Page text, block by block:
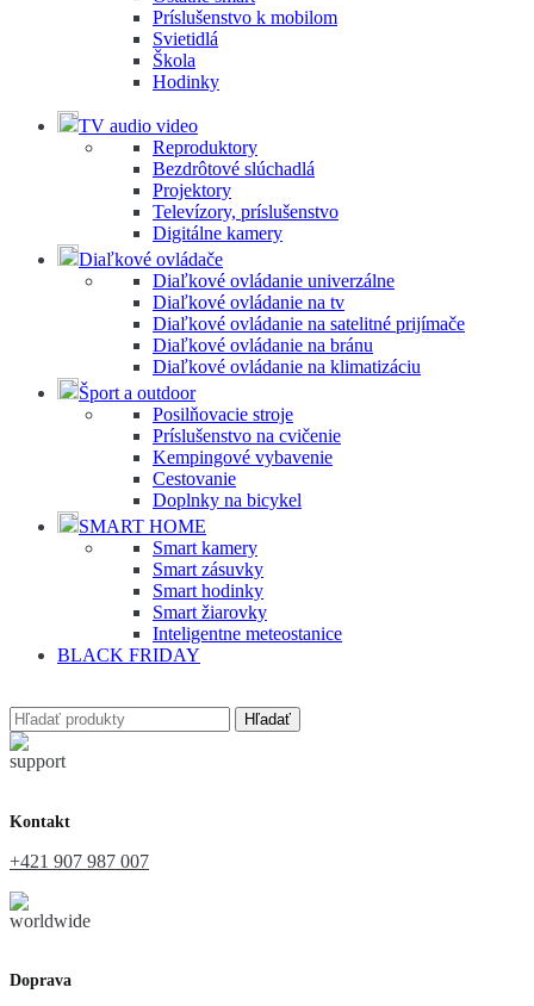
Príslušenstvo k mobilom
Svietidlá
Škola
Hodinky
TV audio video
Reproduktory
Bezdrôtové slúchadlá
Projektory
Televízory, príslušenstvo
Digitálne kamery
Diaľkové ovládače
Diaľkové ovládanie univerzálne
Diaľkové ovládanie na tv
Diaľkové ovládanie na satelitné prijímače
Diaľkové ovládanie na bránu
Diaľkové ovládanie na klimatizáciu
Šport a outdoor
Posilňovacie stroje
Príslušenstvo na cvičenie
Kempingové vybavenie
Cestovanie
Doplnky na bicykel
SMART HOME
Smart kamery
Smart zásuvky
Smart hodinky
Smart žiarovky
Inteligentne meteostanice
BLACK FRIDAY
Hľadať
Kontakt
+421 907 987 007
Doprava